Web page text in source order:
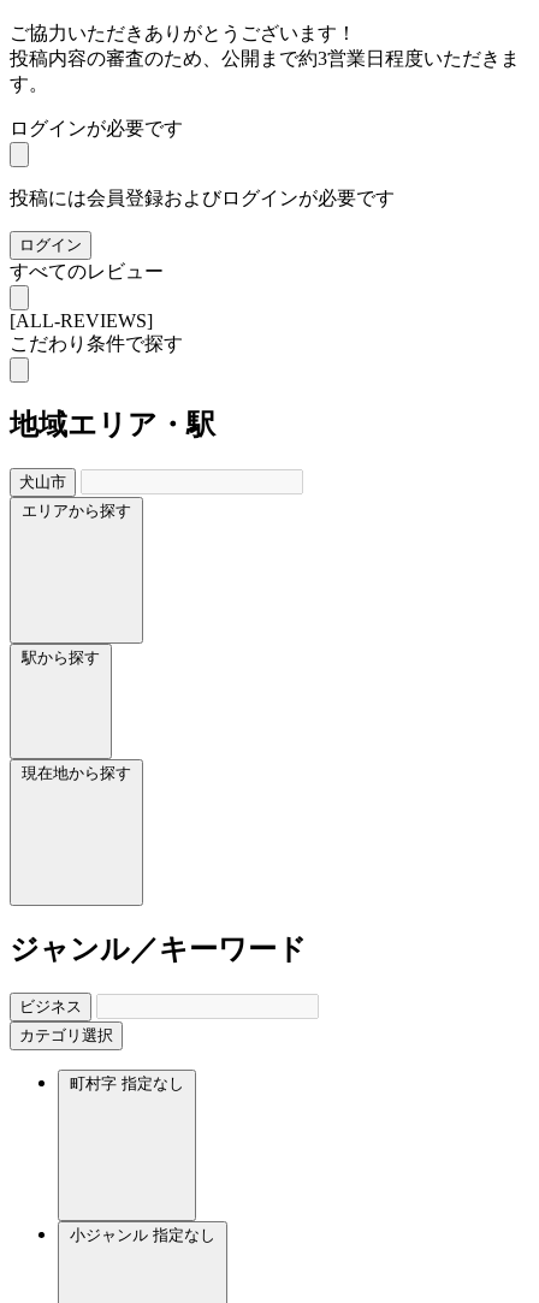
ご協力いただきありがとうございます！
投稿内容の審査のため、公開まで約3営業日程度いただきま
す。
ログインが必要です
投稿には会員登録およびログインが必要です
ログイン
すべてのレビュー
[ALL-REVIEWS]
こだわり条件で探す
地域エリア・駅
犬山市
エリアから探す
駅から探す
現在地から探す
ジャンル／キーワード
ビジネス
カテゴリ選択
町村字 指定なし
小ジャンル 指定なし